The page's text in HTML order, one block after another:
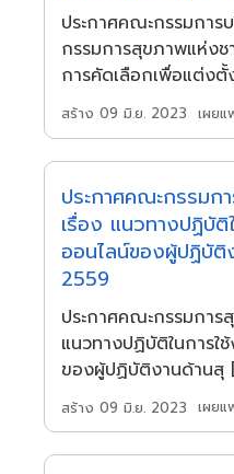
ประกาศคณะกรรมการ
กรรมการสุขภาพแห่ง
การคัดเลือกเพื่อแต่ง
สร้าง 09 มิ.ย. 2023 เผย
ประกาศคณะกรรมก
เรื่อง แนวทางปฏิบั
ออนไลน์ของผู้ปฏิบั
2559
ประกาศคณะกรรมการ
แนวทางปฏิบัติในการใ
ของผู้ปฏิบัติงานด้านสุ
สร้าง 09 มิ.ย. 2023 เผย